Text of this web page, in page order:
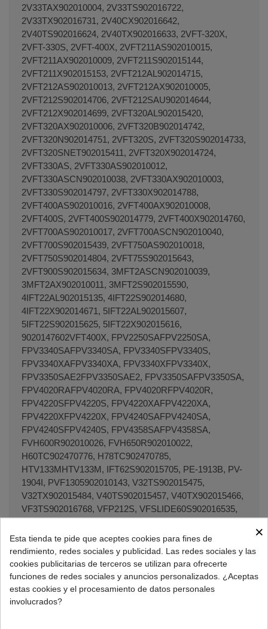
2V33TAX902010004, 2V33TS902016722,
2V33TX902016731, 2V40CX902016642,
2V40TS902016624, 2V40TX902016633, 2VFT-320X,
2VFT-330S, 2VFT-400X, 2VFT211AS902010015,
2VFT211AX902010009, 2VFT211S902015144,
2VFT211X902015153, 2VFT212AL902014715,
2VFT212AS902010013, 2VFT212AX902010005,
2VFT212S902014706, 2VFT212SAU902014644,
2VFT212X902014699, 2VFT320AL902015420,
2VFT320AX902010006, 2VFT320B902014742,
2VFT320N902014751, 2VFT320S, 2VFT320S902014733,
2VFT320SNET902015411, 2VFT320X902014724,
2VFT330AS, 2VFT330AS902010012,
2VFT330ASCN902010038, 2VFT330AX902010003,
2VFT330S902014797, 2VFT330X902014788,
2VFT400AS902010016, 2VFT400AX902010008,
2VFT400S, 2VFT400S902014779, 2VFT400X902014760,
2VFT700AS902010017, 2VFT700ASCN902010040,
2VFT700S902015439, 2VFT750AS902010018,
2VFT750S902014804, 2VFT75S902015643,
2VFT900S902015634, 3MFT2ASCN902010039,
3MFT2AX902010011, 3MFT2S902015590,
4IFT22AL902015135, 4IFT22S902014680,
4IFT22X902014671, 5IFT22AL902015607,
5IFT22S902015625, 5IFT22X902015616,
9020147602VFT400X, FPV2250SAFPV2250SA,
FPV3340SAFPV3340SA, FPV3340SFPV3340S,
FPV3340XAFPV3340XA, FPV3340XFPV3340X,
FPV3350SAE2FPV3350SAE2, FPV3350SAFPV3350SA,
FPV4020RAFPV4020RA, FPV4020RFPV4020R,
FPV4220SFPV4220S, FPV4220XAFPV4220XA,
FPV4220XFPV4220X, FPV4240SAFPV4240SA,
FPV4240SFPV4240S, FPV4358SAFPV4358SA,
FVH600R902010026, FVH650R902010022,
H60TC902470776, H78TC902470785,
HTV133MHTV133M, IFT62S902015705, PE-1913B, PV-
1904I, PVF1305902010143, V32TS902015475,
V32TX902015484, V40TS902015457, V40TX902015466,
VF3TS902016768, VFP212S, VFSLIDE60S902016535,
212S, VFT-400I, VFT212I902010318,
VFT212S902010354, VFT312I902013850,
VFT312S902013869, VFT320I902010309,
VFT320S902010345, VFT330I902013832,
VFT330S902013841, VFT400I902010602,
VFT400R902010611, VFT400S902014298,
×
Esta tienda te pide que aceptes cookies para fines de
rendimiento, redes sociales y publicidad. Las redes sociales y las
cookies publicitarias de terceros se utilizan para ofrecerte
funciones de redes sociales y anuncios personalizados. ¿Aceptas
estas cookies y el procesamiento de datos personales
involucrados?